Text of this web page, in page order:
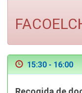
15:30 - 16:00